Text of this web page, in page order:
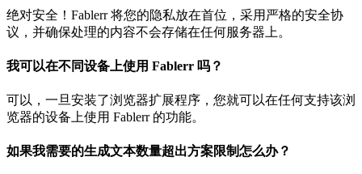
绝对安全！Fablerr 将您的隐私放在首位，采用严格的安全协
议，并确保处理的内容不会存储在任何服务器上。
我可以在不同设备上使用 Fablerr 吗？
可以，一旦安装了浏览器扩展程序，您就可以在任何支持该浏
览器的设备上使用 Fablerr 的功能。
如果我需要的生成文本数量超出方案限制怎么办？